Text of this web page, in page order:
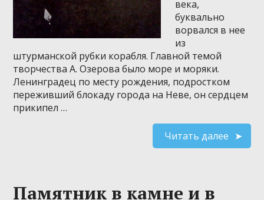
века,
буквально
ворвался в нее
из
штурманской рубки корабля. Главной темой
творчества А. Озерова было море и моряки.
Ленинградец по месту рождения, подростком
переживший блокаду города на Неве, он сердцем
прикипел …
Читать далее
Памятник в камне и в